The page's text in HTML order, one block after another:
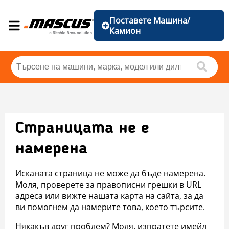
Поставете Машина/
Камион
Страницата не е
намерена
Исканата страница не може да бъде намерена.
Моля, проверете за правописни грешки в URL
адреса или вижте нашата карта на сайта, за да
ви помогнем да намерите това, което търсите.
Някакъв друг проблем? Моля, изпратете имейл